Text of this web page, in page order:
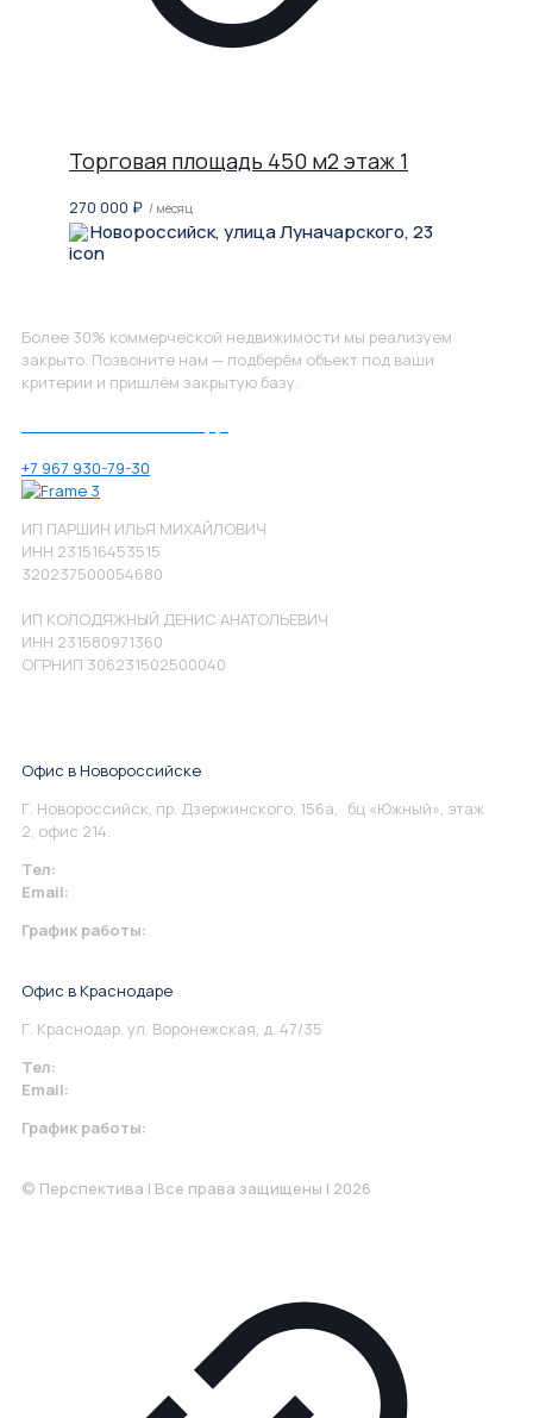
Торговая площадь 450 м2 этаж 1
270 000 ₽ / месяц
Новороссийск, улица Луначарского, 23
Более 30% коммерческой недвижимости мы реализуем
закрыто. Позвоните нам — подберём объект под ваши
критерии и пришлём закрытую базу.
+7 967 930-79-30
ИП ПАРШИН ИЛЬЯ МИХАЙЛОВИЧ
ИНН 231516453515
320237500054680
ИП КОЛОДЯЖНЫЙ ДЕНИС АНАТОЛЬЕВИЧ
ИНН 231580971360
ОГРНИП 306231502500040
Офис в Новороссийске
Г. Новороссийск, пр. Дзержинского, 156а, бц «Южный», этаж
2, офис 214.
Тел:
Email:
График работы:
Офис в Краснодаре
Г. Краснодар, ул. Воронежская, д. 47/35
Тел:
Email:
График работы:
© Перспектива | Все права защищены | 2026